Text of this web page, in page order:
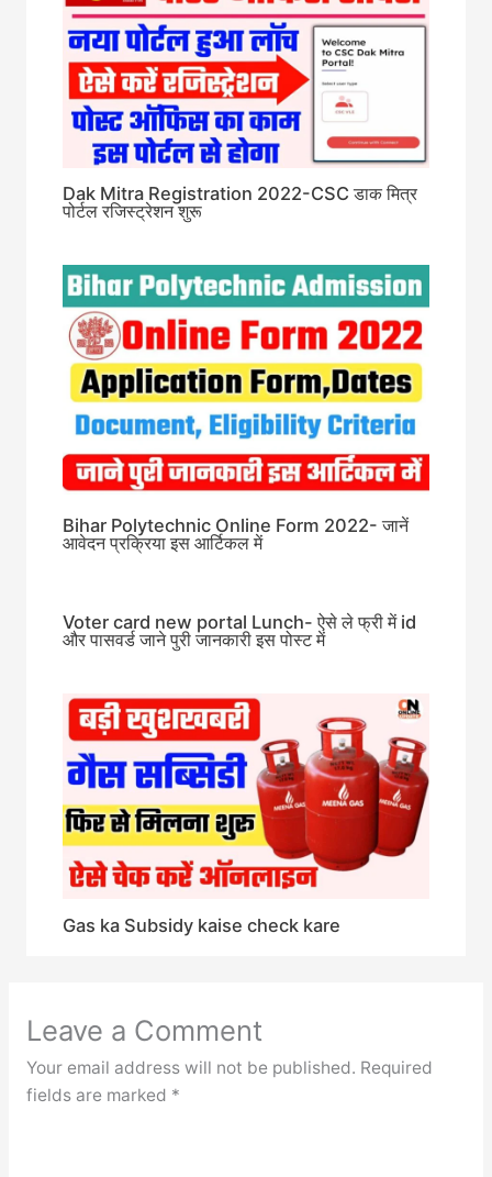
Dak Mitra Registration 2022-CSC डाक मित्र
पोर्टल रजिस्ट्रेशन शुरू
Bihar Polytechnic Online Form 2022- जानें
आवेदन प्रक्रिया इस आर्टिकल में
Voter card new portal Lunch- ऐसे ले फ्री में id
और पासवर्ड जाने पुरी जानकारी इस पोस्ट में
Gas ka Subsidy kaise check kare
Leave a Comment
Your email address will not be published. Required
fields are marked *